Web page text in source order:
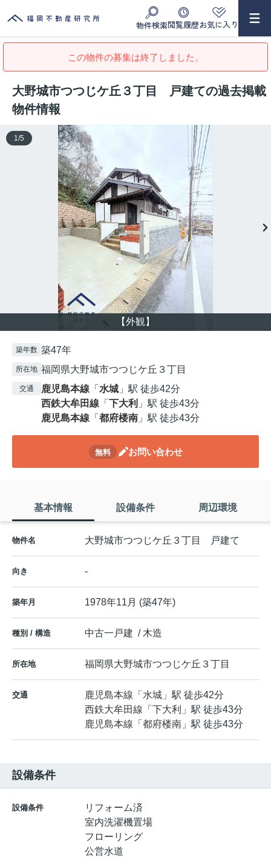
物件検索閲覧履歴お気に入り
この物件の募集は終了しました。
大野城市つつじケ丘３丁目 戸建ての過去掲載
物件情報
【外観】
1 /5
築年数 築47年
所在地 福岡県大野城市つつじケ丘３丁目
交通 鹿児島本線 「 水城 」駅 徒歩42分
西鉄大牟田線 「 下大利 」駅 徒歩43分
鹿児島本線 「 都府楼南 」駅 徒歩43分
無料 お問い合わせ
基本情報 設備条件 周辺環境
物件名 大野城市つつじケ丘３丁目 戸建て
向き -
築年月 1978年11月 (築47年)
種別 / 構造 中古一戸建 / 木造
所在地 福岡県大野城市つつじケ丘 ３丁目
交通 鹿児島本線 「 水城 」駅 徒歩42分
西鉄大牟田線 「 下大利 」駅 徒歩43分
鹿児島本線 「 都府楼南 」駅 徒歩43分
設備条件
設備条件
リフォーム済
室内洗濯機置場
フローリング
公営水道